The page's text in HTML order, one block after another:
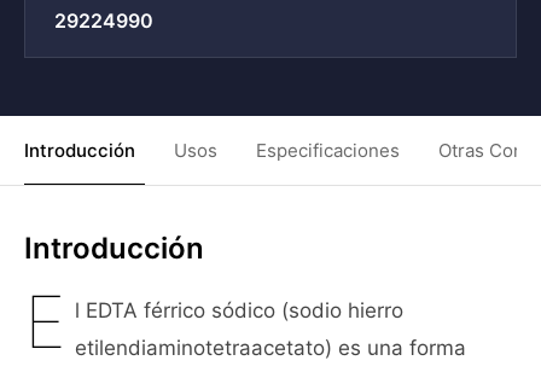
29224990
Introducción Usos Especificaciones Otras
Introducción
E l EDTA férrico sódico (sodio hierro
etilendiaminotetraacetato) es una forma